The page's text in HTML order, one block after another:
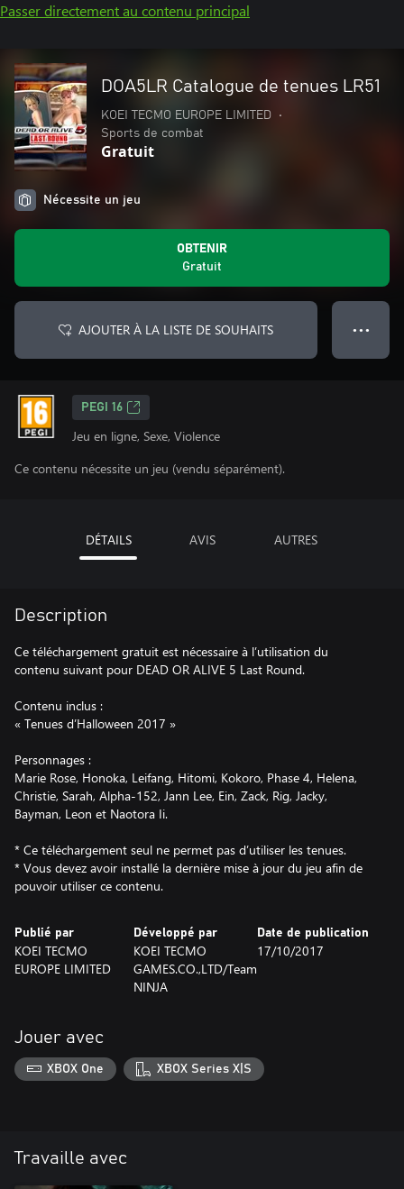
Passer directement au contenu principal
DOA5LR Catalogue de tenues LR51
KOEI TECMO EUROPE LIMITED
•
Sports de combat
Gratuit
Nécessite un jeu
OBTENIR
Gratuit
AJOUTER À LA LISTE DE SOUHAITS ● ● ●
PEGI 16
Jeu en ligne, Sexe, Violence
Ce contenu nécessite un jeu (vendu séparément).
DÉTAILS AVIS AUTRES
Description
Ce téléchargement gratuit est nécessaire à l’utilisation du
contenu suivant pour DEAD OR ALIVE 5 Last Round.
Contenu inclus :
« Tenues d’Halloween 2017 »
Personnages :
Marie Rose, Honoka, Leifang, Hitomi, Kokoro, Phase 4, Helena,
Christie, Sarah, Alpha-152, Jann Lee, Ein, Zack, Rig, Jacky,
Bayman, Leon et Naotora Ii.
* Ce téléchargement seul ne permet pas d’utiliser les tenues.
* Vous devez avoir installé la dernière mise à jour du jeu afin de
pouvoir utiliser ce contenu.
Publié par
KOEI TECMO
EUROPE LIMITED
Développé par
KOEI TECMO
GAMES.CO.,LTD/Team
NINJA
Date de publication
17/10/2017
Jouer avec
XBOX One XBOX Series X|S
Travaille avec